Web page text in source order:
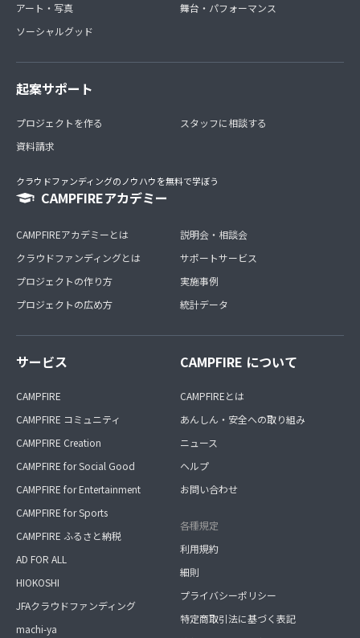
アート・写真
ソーシャルグッド
舞台・パフォーマンス
起案サポート
プロジェクトを作る
資料請求
スタッフに相談する
クラウドファンディングのノウハウを無料で学ぼう
CAMPFIREアカデミー
CAMPFIREアカデミーとは
クラウドファンディングとは
プロジェクトの作り方
プロジェクトの広め方
説明会・相談会
サポートサービス
実施事例
統計データ
サービス
CAMPFIRE
CAMPFIRE コミュニティ
CAMPFIRE Creation
CAMPFIRE for Social Good
CAMPFIRE for Entertainment
CAMPFIRE for Sports
CAMPFIRE ふるさと納税
AD FOR ALL
HIOKOSHI
JFAクラウドファンディング
machi-ya
CAMPFIRE について
CAMPFIREとは
あんしん・安全への取り組み
ニュース
ヘルプ
お問い合わせ
各種規定
利用規約
細則
プライバシーポリシー
特定商取引法に基づく表記